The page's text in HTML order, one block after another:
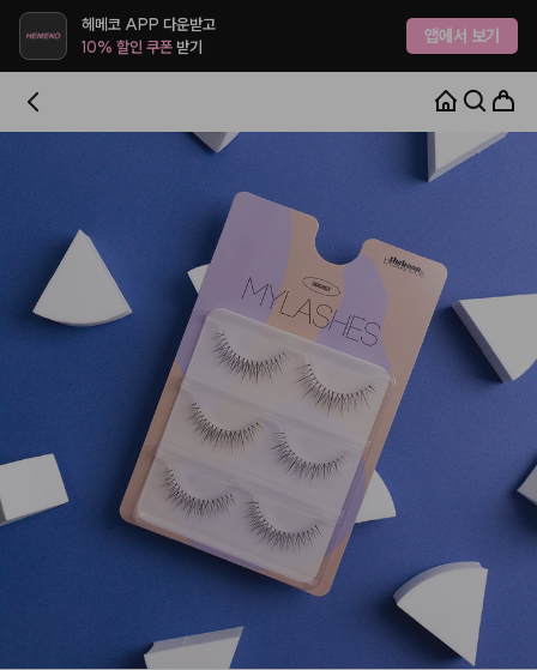
헤메코 APP 다운받고
10% 할인 쿠폰받기 앱에서 보기